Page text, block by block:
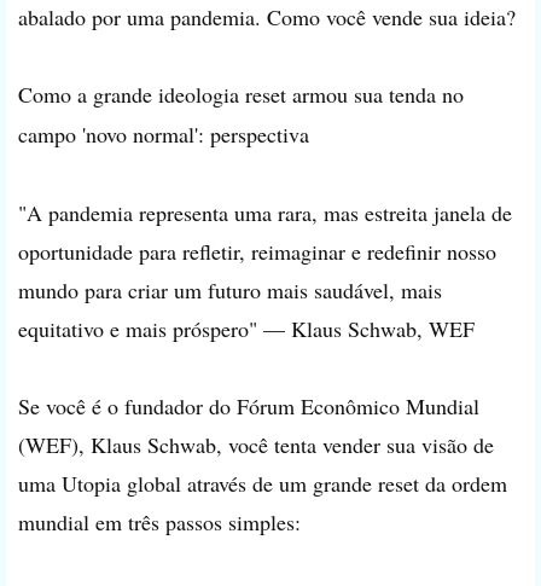
abalado por uma pandemia. Como você vende sua ideia?
Como a grande ideologia reset armou sua tenda no
campo 'novo normal': perspectiva
"A pandemia representa uma rara, mas estreita janela de
oportunidade para refletir, reimaginar e redefinir nosso
mundo para criar um futuro mais saudável, mais
equitativo e mais próspero" — Klaus Schwab, WEF
Se você é o fundador do Fórum Econômico Mundial
(WEF), Klaus Schwab, você tenta vender sua visão de
uma Utopia global através de um grande reset da ordem
mundial em três passos simples: